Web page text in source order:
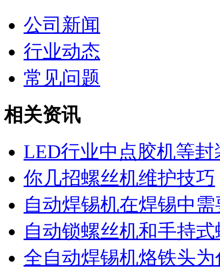
公司新闻
行业动态
常见问题
相关资讯
LED行业中点胶机等
你几招螺丝机维护技巧
自动焊锡机在焊锡中
自动锁螺丝机和手持
全自动焊锡机烙铁头